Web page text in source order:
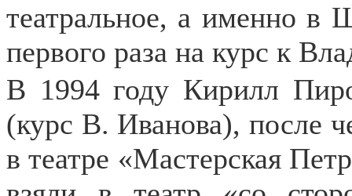
театральное, а именно в
первого раза на курс к
В 1994 году Кирилл
(курс В. Иванова), после
в театре «Мастерская